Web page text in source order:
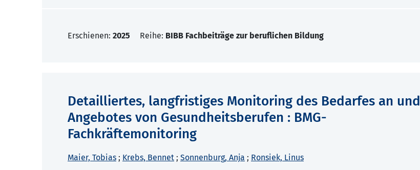
Erschienen: 2025 Reihe: BIBB Fachbeiträge zur beruflichen Bildung
Detailliertes, langfristiges Monitoring des Bedarfes an und
Angebotes von Gesundheitsberufen : BMG-
Fachkräftemonitoring
Maier, Tobias ; Krebs, Bennet ; Sonnenburg, Anja ; Ronsiek, Linus